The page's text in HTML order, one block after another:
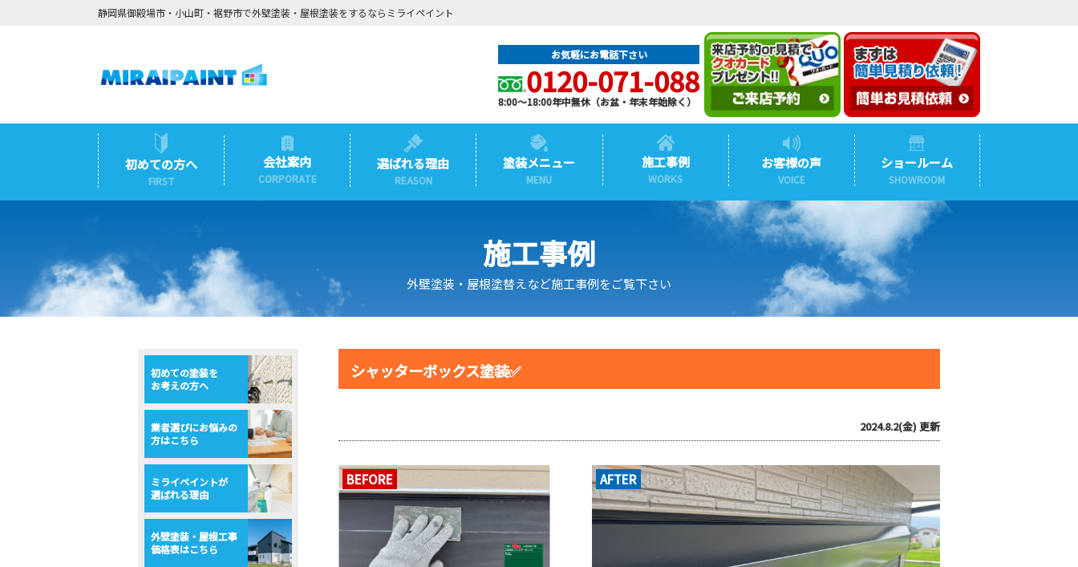
静岡県御殿場市・小山町・裾野市で外壁塗装・屋根塗装をするならミライペイント
お気軽にお電話下さい
0120-071-088
8:00～18:00年中無休（お盆・年末年始除く）
初めての方へ
FIRST
会社案内
CORPORATE
選ばれる理由
REASON
塗装メニュー
MENU
施工事例
WORKS
お客様の声
VOICE
ショールーム
SHOWROOM
施工事例
外壁塗装・屋根塗替えなど施工事例をご覧下さい
初めての塗装を
お考えの方へ
業者選びにお悩みの
方はこちら
ミライペイントが
選ばれる理由
外壁塗装・屋根工事
価格表はこちら
シャッターボックス塗装✅
2024.8.2(金) 更新
AFTER
BEFORE